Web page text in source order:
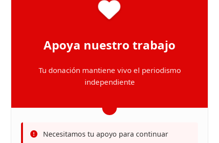
Apoya nuestro trabajo
Tu donación mantiene vivo el periodismo
independiente
Necesitamos tu apoyo para continuar